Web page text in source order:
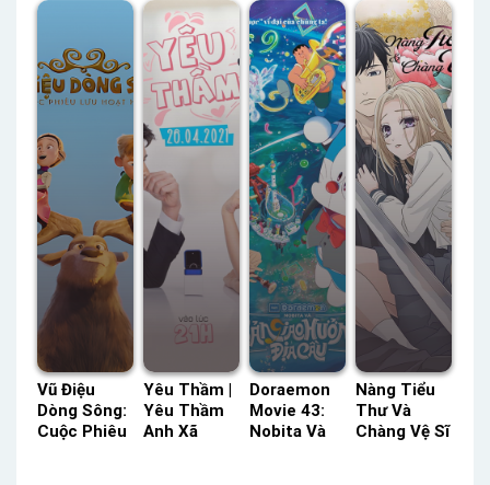
– Status:
Lồng Tiếng
Minh –
Status: 16 /
16 Thuyết
Minh
– Status:
HD Lồng
Tiếng
Status: 16 /
16 Lồng
Tiếng
Vũ Điệu
Dòng Sông:
Cuộc Phiêu
Yêu Thầm |
Yêu Thầm
Anh Xã
Doraemon
Movie 43:
Nobita Và
Nàng Tiểu
Thư Và
Chàng Vệ Sĩ